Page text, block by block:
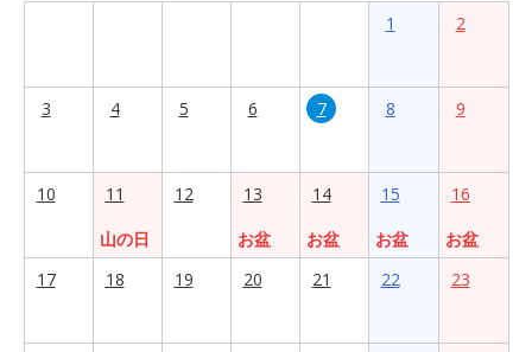
1 2
3 4 5 6 7 8 9
10
11
山の日
12
13
お盆
14
お盆
15
お盆
16
お盆
17
18 19 20 21 22 23